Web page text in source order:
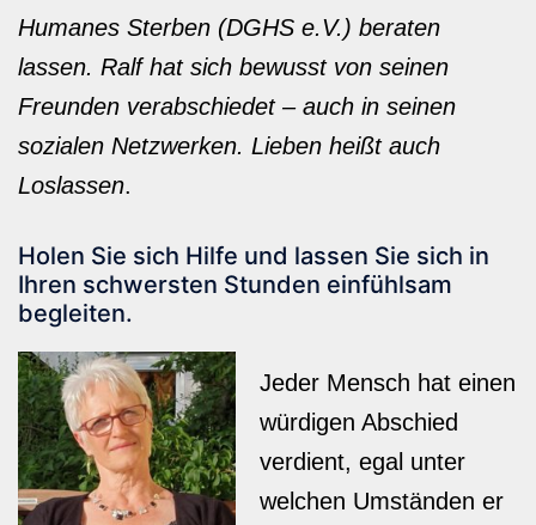
Humanes Sterben (DGHS e.V.) beraten
lassen. Ralf hat sich bewusst von seinen
Freunden verabschiedet – auch in seinen
sozialen Netzwerken. Lieben heißt auch
Loslassen.
Holen Sie sich Hilfe und lassen Sie sich in
Ihren schwersten Stunden einfühlsam
begleiten.
Jeder Mensch hat einen
würdigen Abschied
verdient, egal unter
welchen Umständen er